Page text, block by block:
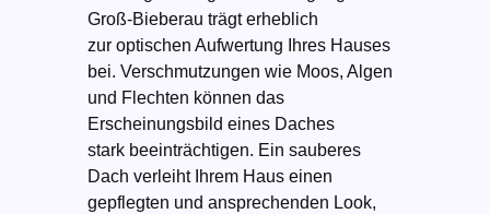
Groß-Bieberau trägt erheblich
zur optischen Aufwertung Ihres Hauses
bei. Verschmutzungen wie Moos, Algen
und Flechten können das
Erscheinungsbild eines Daches
stark beeinträchtigen. Ein sauberes
Dach verleiht Ihrem Haus einen
gepflegten und ansprechenden Look,